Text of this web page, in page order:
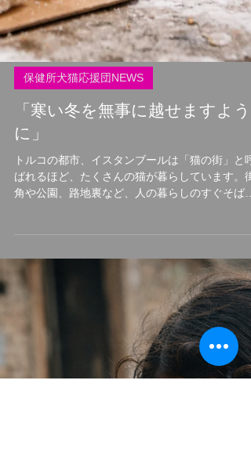
保健所犬猫応援団NEWS
「寒い冬を無事に越せますよう
トルコの都市、イスタンブールは「猫の街」と呼
ばれるほど、たくさんの猫が暮らしています。街
角や公園、路地裏など、人の暮らしのすぐそばで